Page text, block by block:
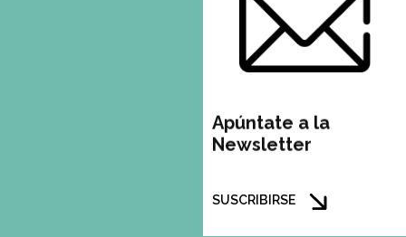
Apúntate a la
Newsletter
SUSCRIBIRSE